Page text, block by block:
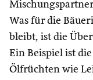
Was für die
bleibt, ist die
Ein Beispiel ist
Ölfrüchten wie